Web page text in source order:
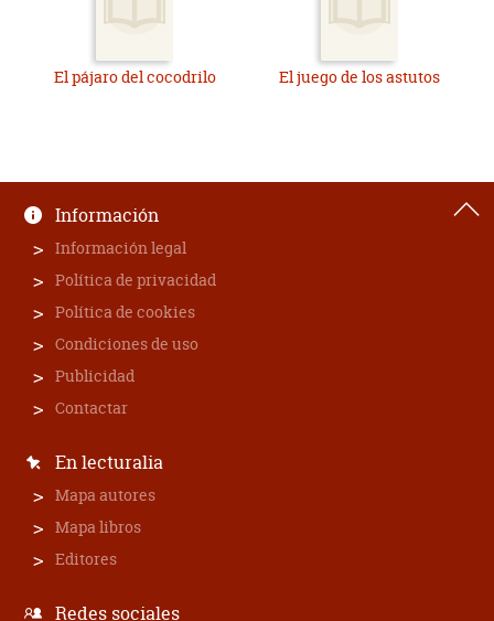
El pájaro del cocodrilo El juego de los astutos
Información
Información legal
Política de privacidad
Política de cookies
Condiciones de uso
Publicidad
Contactar
En lecturalia
Mapa autores
Mapa libros
Editores
Redes sociales